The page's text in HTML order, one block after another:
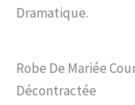
Dramatique.
Robe De Mariée
Décontractée